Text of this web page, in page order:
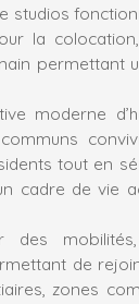
studios
la
permettant
moderne
tout en
cadre de vie
de
zones